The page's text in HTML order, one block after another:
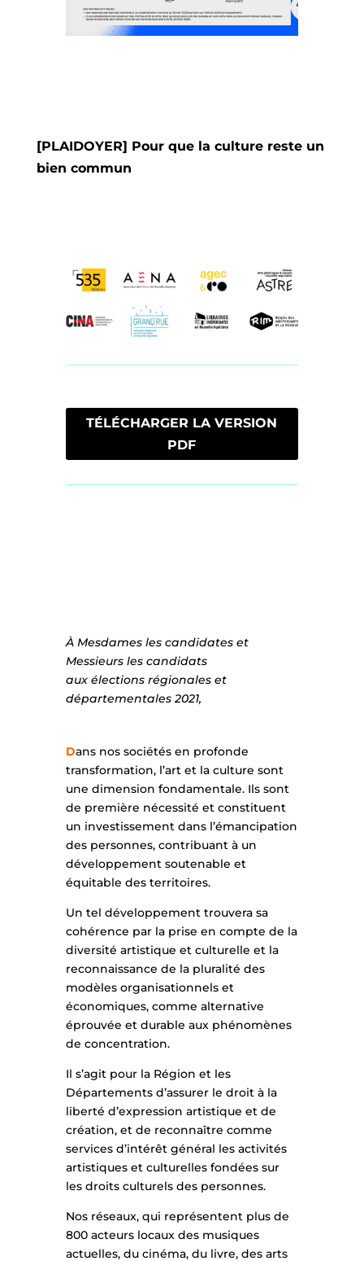
[PLAIDOYER] Pour que la culture reste un
bien commun
TÉLÉCHARGER LA VERSION
PDF
À Mesdames les candidates et
Messieurs les candidats
aux élections régionales et
départementales 2021,
Dans nos sociétés en profonde
transformation, l’art et la culture sont
une dimension fondamentale. Ils sont
de première nécessité et constituent
un investissement dans l’émancipation
des personnes, contribuant à un
développement soutenable et
équitable des territoires.
Un tel développement trouvera sa
cohérence par la prise en compte de la
diversité artistique et culturelle et la
reconnaissance de la pluralité des
modèles organisationnels et
économiques, comme alternative
éprouvée et durable aux phénomènes
de concentration.
Il s’agit pour la Région et les
Départements d’assurer le droit à la
liberté d’expression artistique et de
création, et de reconnaître comme
services d’intérêt général les activités
artistiques et culturelles fondées sur
les droits culturels des personnes.
Nos réseaux, qui représentent plus de
800 acteurs locaux des musiques
actuelles, du cinéma, du livre, des arts